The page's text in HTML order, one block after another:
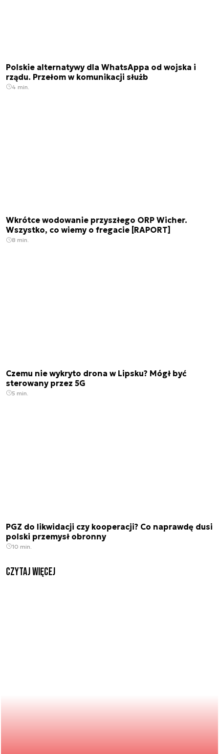
Polskie alternatywy dla WhatsAppa od wojska i
rządu. Przełom w komunikacji służb
4 min.
Wkrótce wodowanie przyszłego ORP Wicher.
Wszystko, co wiemy o fregacie [RAPORT]
8 min.
Czemu nie wykryto drona w Lipsku? Mógł być
sterowany przez 5G
5 min.
PGZ do likwidacji czy kooperacji? Co naprawdę dusi
polski przemysł obronny
10 min.
czytaj więcej